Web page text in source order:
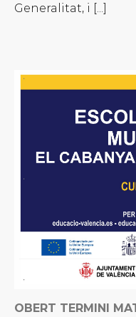
Generalitat, i [...]
OBERT TERMINI